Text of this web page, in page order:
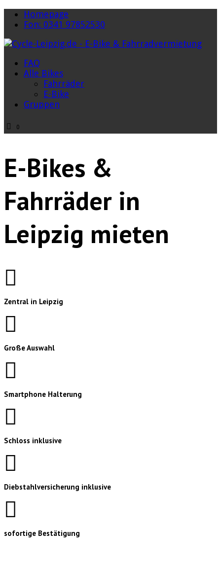
Homepage
Fon: 0341 97852530
FAQ
Alle Bikes
Fahrräder
E-Bike
Gruppen
0
E-Bikes &
Fahrräder in
Leipzig mieten
Zentral in Leipzig
Große Auswahl
Smartphone Halterung
Schloss inklusive
Diebstahlversicherung inklusive
sofortige Bestätigung